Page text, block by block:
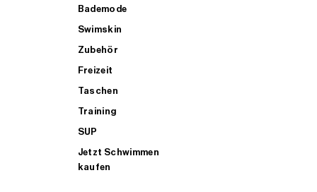
Bademode
Swimskin
Zubehör
Freizeit
Taschen
Training
SUP
Jetzt Schwimmen
kaufen